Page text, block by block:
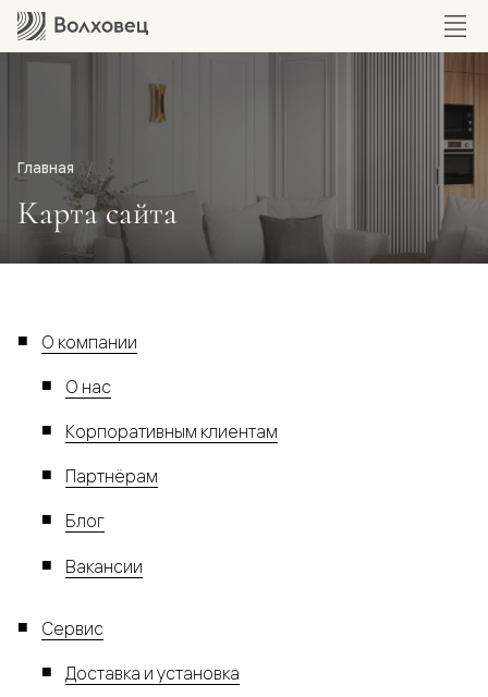
Главная
Карта сайта
О компании
О нас
Корпоративным клиентам
Партнёрам
Блог
Вакансии
Сервис
Доставка и установка